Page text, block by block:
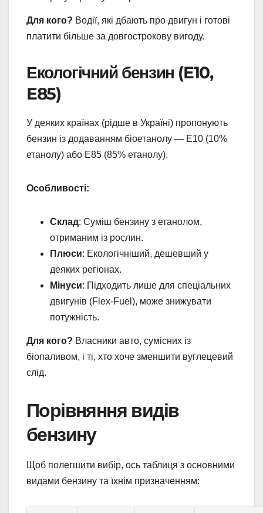
Для кого? Водії, які дбають про двигун і готові
платити більше за довгострокову вигоду.
Екологічний бензин (E10,
E85)
У деяких країнах (рідше в Україні) пропонують
бензин із додаванням біоетанолу — E10 (10%
етанолу) або E85 (85% етанолу).
Особливості:
Склад: Суміш бензину з етанолом,
отриманим із рослин.
Плюси: Екологічніший, дешевший у
деяких регіонах.
Мінуси: Підходить лише для спеціальних
двигунів (Flex-Fuel), може знижувати
потужність.
Для кого? Власники авто, сумісних із
біопаливом, і ті, хто хоче зменшити вуглецевий
слід.
Порівняння видів
бензину
Щоб полегшити вибір, ось таблиця з основними
видами бензину та їхнім призначенням: